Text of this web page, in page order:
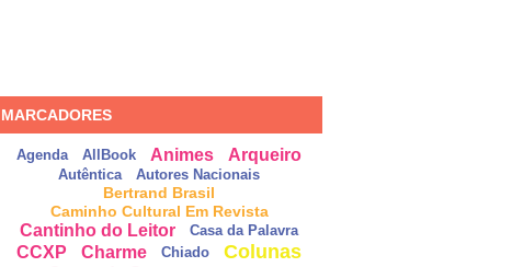
MARCADORES
Agenda AllBook Animes Arqueiro
Autêntica Autores Nacionais
Bertrand Brasil
Caminho Cultural Em Revista
Cantinho do Leitor Casa da Palavra
CCXP Charme Chiado Colunas